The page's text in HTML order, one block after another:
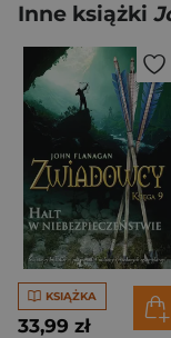
Inne książki
KSIĄŻKA
33,99 zł